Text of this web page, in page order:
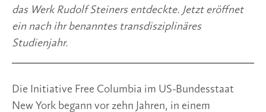
das Werk Rudolf Steiners entdeckte. Jetzt eröffnet
ein nach ihr benanntes transdisziplinäres
Studienjahr.
Die Initiative Free Columbia im US-Bundesstaat
New York begann vor zehn Jahren, in einem